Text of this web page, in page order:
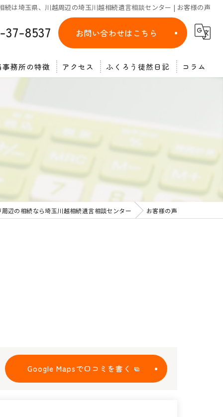
続は埼玉県、川越周辺の埼玉川越相続遺言相談センター | お客様の声
37-8537 お問い合わせはこちら
事務所の特徴 アクセス ふくろう徒然日記 コラム
辺の相続なら埼玉川越相続遺言相談センター お客様の声
Google Mapsで口コミを書く